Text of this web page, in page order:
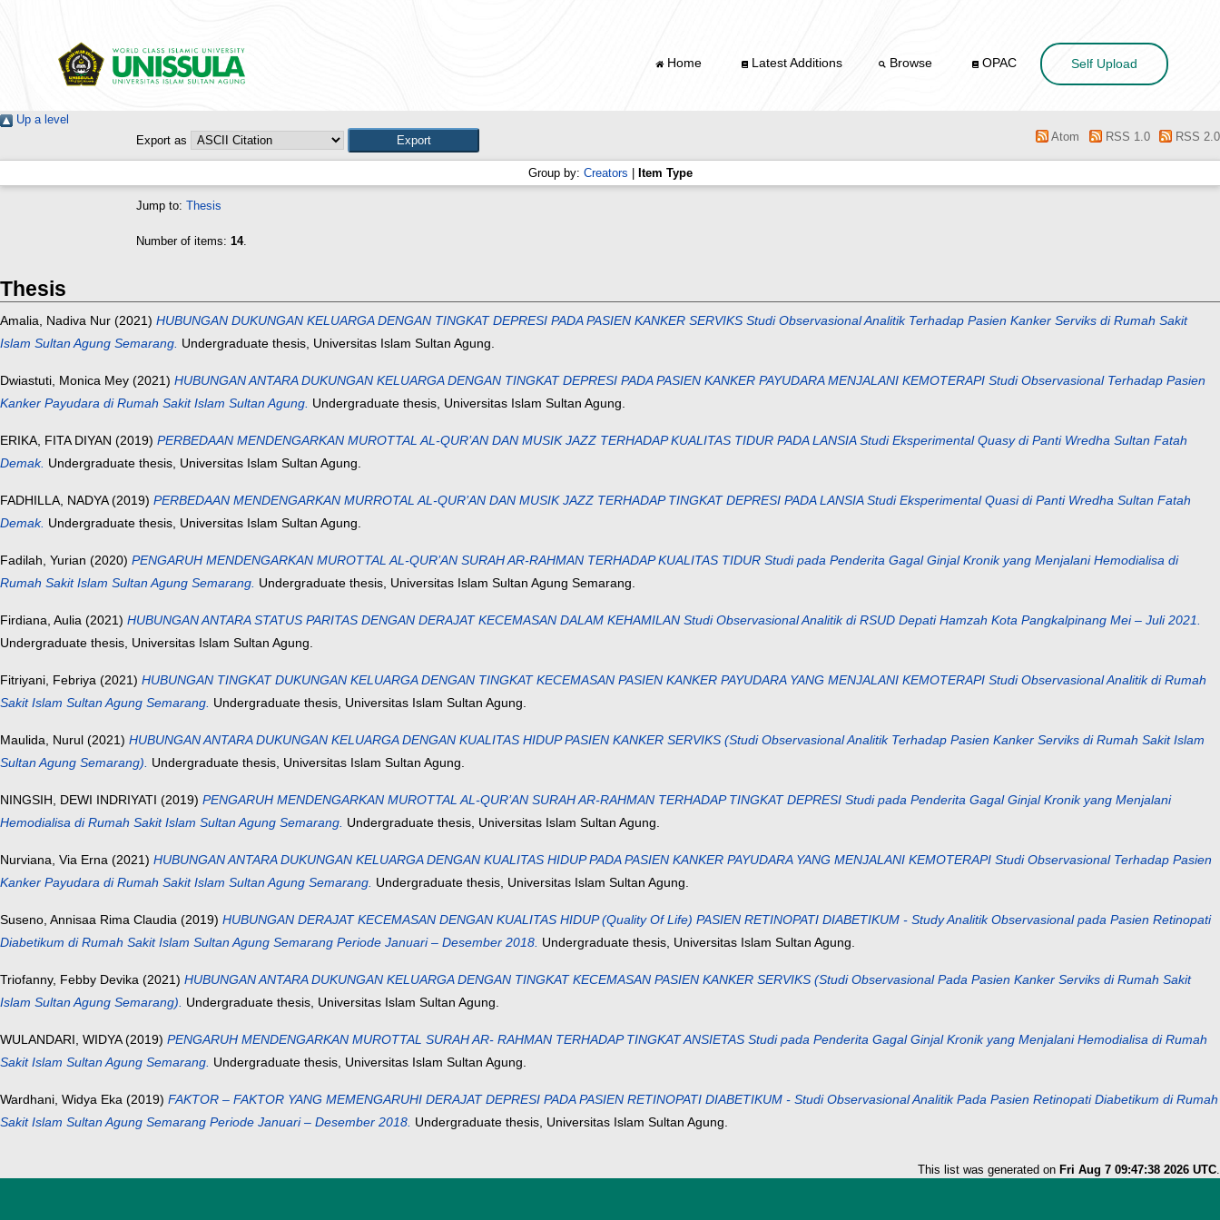
Home Latest Additions Browse OPAC Self Upload
Up a level
Export as
Atom RSS 1.0 RSS 2.0
Group by: Creators Item Type
Jump to: Thesis
Number of items: 14.
Thesis
Amalia, Nadiva Nur (2021) HUBUNGAN DUKUNGAN KELUARGA DENGAN TINGKAT DEPRESI PADA PASIEN KANKER SERVIKS Studi Observasional Analitik Terhadap Pasien Kanker Serviks di Rumah Sakit
Islam Sultan Agung Semarang. Undergraduate thesis, Universitas Islam Sultan Agung.
Dwiastuti, Monica Mey (2021) HUBUNGAN ANTARA DUKUNGAN KELUARGA DENGAN TINGKAT DEPRESI PADA PASIEN KANKER PAYUDARA MENJALANI KEMOTERAPI Studi Observasional Terhadap Pasien
Kanker Payudara di Rumah Sakit Islam Sultan Agung. Undergraduate thesis, Universitas Islam Sultan Agung.
ERIKA, FITA DIYAN (2019) PERBEDAAN MENDENGARKAN MUROTTAL AL-QUR’AN DAN MUSIK JAZZ TERHADAP KUALITAS TIDUR PADA LANSIA Studi Eksperimental Quasy di Panti Wredha Sultan Fatah
Demak. Undergraduate thesis, Universitas Islam Sultan Agung.
FADHILLA, NADYA(2019) PERBEDAAN MENDENGARKAN MURROTAL AL-QUR’AN DAN MUSIK JAZZ TERHADAP TINGKAT DEPRESI PADA LANSIA Studi Eksperimental Quasi di Panti Wredha Sultan Fatah
Demak. Undergraduate thesis, Universitas Islam Sultan Agung.
Fadilah, Yurian (2020) PENGARUH MENDENGARKAN MUROTTAL AL-QUR’AN SURAH AR-RAHMAN TERHADAP KUALITAS TIDUR Studi pada Penderita Gagal Ginjal Kronik yang Menjalani Hemodialisa di
Rumah Sakit Islam Sultan Agung Semarang. Undergraduate thesis, Universitas Islam Sultan Agung Semarang.
Firdiana, Aulia (2021) HUBUNGAN ANTARA STATUS PARITAS DENGAN DERAJAT KECEMASAN DALAM KEHAMILAN Studi Observasional Analitik di RSUD Depati Hamzah Kota Pangkalpinang Mei – Juli 2021.
Undergraduate thesis, Universitas Islam Sultan Agung.
Fitriyani, Febriya (2021) HUBUNGAN TINGKAT DUKUNGAN KELUARGA DENGAN TINGKAT KECEMASAN PASIEN KANKER PAYUDARA YANG MENJALANI KEMOTERAPI Studi Observasional Analitik di Rumah
Sakit Islam Sultan Agung Semarang. Undergraduate thesis, Universitas Islam Sultan Agung.
Maulida, Nurul (2021) HUBUNGAN ANTARA DUKUNGAN KELUARGA DENGAN KUALITAS HIDUP PASIEN KANKER SERVIKS (Studi Observasional Analitik Terhadap Pasien Kanker Serviks di Rumah Sakit Islam
Sultan Agung Semarang). Undergraduate thesis, Universitas Islam Sultan Agung.
NINGSIH, DEWI INDRIYATI (2019) PENGARUH MENDENGARKAN MUROTTAL AL-QUR’AN SURAH AR-RAHMAN TERHADAP TINGKAT DEPRESI Studi pada Penderita Gagal Ginjal Kronik yang Menjalani
Hemodialisa di Rumah Sakit Islam Sultan Agung Semarang. Undergraduate thesis, Universitas Islam Sultan Agung.
Nurviana, Via Erna (2021) HUBUNGAN ANTARA DUKUNGAN KELUARGA DENGAN KUALITAS HIDUP PADA PASIEN KANKER PAYUDARA YANG MENJALANI KEMOTERAPI Studi Observasional Terhadap Pasien
Kanker Payudara di Rumah Sakit Islam Sultan Agung Semarang. Undergraduate thesis, Universitas Islam Sultan Agung.
Suseno, Annisaa Rima Claudia (2019) HUBUNGAN DERAJAT KECEMASAN DENGAN KUALITAS HIDUP (Quality Of Life) PASIEN RETINOPATI DIABETIKUM - Study Analitik Observasional pada Pasien Retinopati
Diabetikum di Rumah Sakit Islam Sultan Agung Semarang Periode Januari – Desember 2018. Undergraduate thesis, Universitas Islam Sultan Agung.
Triofanny, Febby Devika (2021) HUBUNGAN ANTARA DUKUNGAN KELUARGA DENGAN TINGKAT KECEMASAN PASIEN KANKER SERVIKS (Studi Observasional Pada Pasien Kanker Serviks di Rumah Sakit
Islam Sultan Agung Semarang). Undergraduate thesis, Universitas Islam Sultan Agung.
WULANDARI, WIDYA(2019) PENGARUH MENDENGARKAN MUROTTAL SURAH AR- RAHMAN TERHADAP TINGKAT ANSIETAS Studi pada Penderita Gagal Ginjal Kronik yang Menjalani Hemodialisa di Rumah
Sakit Islam Sultan Agung Semarang. Undergraduate thesis, Universitas Islam Sultan Agung.
Wardhani, Widya Eka (2019) FAKTOR – FAKTOR YANG MEMENGARUHI DERAJAT DEPRESI PADA PASIEN RETINOPATI DIABETIKUM - Studi Observasional Analitik Pada Pasien Retinopati Diabetikum di Rumah
Sakit Islam Sultan Agung Semarang Periode Januari – Desember 2018. Undergraduate thesis, Universitas Islam Sultan Agung.
This list was generated on Fri Aug 7 09:47:38 2026 UTC.